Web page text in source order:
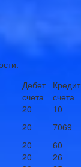
Дебет
счета
Кредит
счета
20
10
20
7069
20
60
20
26